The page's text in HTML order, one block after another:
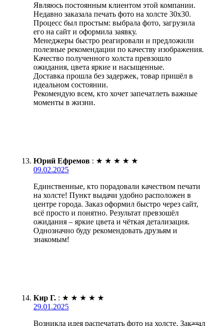
Являюсь постоянным клиентом этой компании.
Недавно заказала печать фото на холсте 30х30.
Процесс был простым: выбрала фото, загрузила
его на сайт и оформила заявку.
Менеджеры быстро реагировали и предложили
полезные рекомендации по качеству изображения.
Качество полученного холста превзошло
ожидания, цвета яркие и насыщенные.
Доставка прошла без задержек, товар пришёл в
идеальном состоянии.
Рекомендую всем, кто хочет запечатлеть важные
моменты в жизни.
Юрий Ефремов : ★ ★ ★ ★ ★
09.02.2025
Единственные, кто порадовали качеством печати
на холсте! Пункт выдачи удобно расположен в
центре города. Заказ оформил быстро через сайт,
всё просто и понятно. Результат превзошёл
ожидания – яркие цвета и чёткая детализация.
Однозначно буду рекомендовать друзьям и
знакомым!
Кир Г. : ★ ★ ★ ★ ★
29.01.2025
Возникла идея распечатать фото на холсте. Заказал